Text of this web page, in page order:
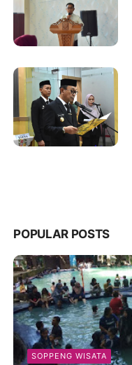
POPULAR POSTS
SOPPENG WISATA